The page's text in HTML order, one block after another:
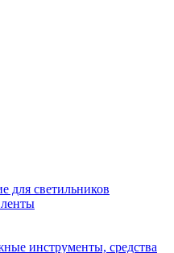
для светильников
инструменты, средства